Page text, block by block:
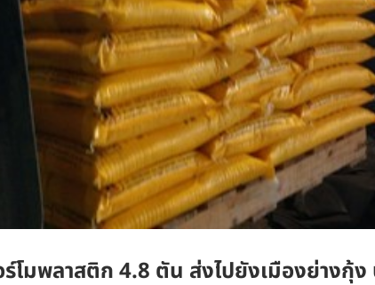
ร์โมพลาสติก 4.8 ตัน ส่งไปยังเมืองย่างกุ้ง